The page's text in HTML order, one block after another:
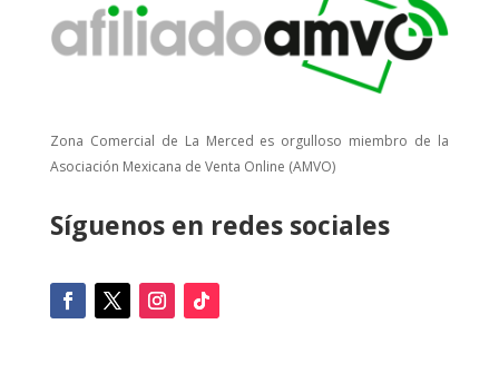
Zona Comercial de La Merced es orgulloso miembro de la
Asociación Mexicana de Venta Online (AMVO)
Síguenos en redes sociales